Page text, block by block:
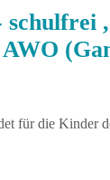
schulfrei ,
für die Kinder